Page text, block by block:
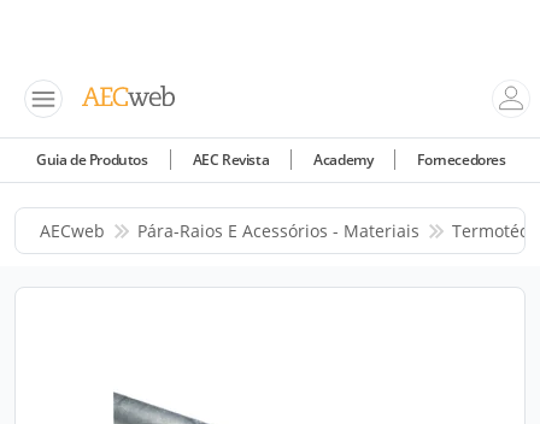
Guia de Produtos AEC Revista Academy Fornecedores
AECweb Pára-Raios E Acessórios - Materiais